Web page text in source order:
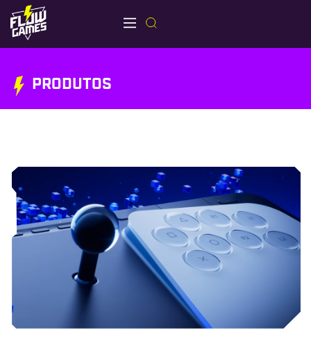
PRODUTOS